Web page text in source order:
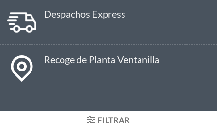
Despachos Express
Recoge de Planta Ventanilla
FILTRAR